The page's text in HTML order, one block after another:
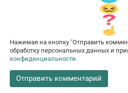
Нажимая на кнопку "Отправить
обработку персональных данных и
конфиденциальности.